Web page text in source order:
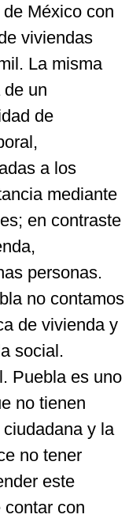
México con
viviendas
La misma
un
de
a los
mediante
en contraste
personas.
no contamos
de vivienda y
social.
Puebla es uno
no tienen
y la
no tener
este
con